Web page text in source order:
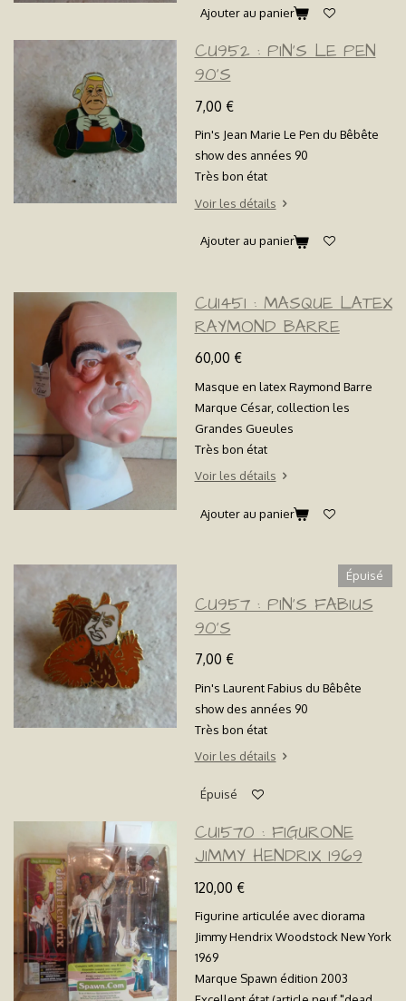
Ajouter au panier
CU952 : PIN'S LE PEN
90'S
7,00 €
Pin's Jean Marie Le Pen du Bêbête
show des années 90
Très bon état
Voir les détails
Ajouter au panier
CU1451 : MASQUE LATEX
RAYMOND BARRE
60,00 €
Masque en latex Raymond Barre
Marque César, collection les
Grandes Gueules
Très bon état
Voir les détails
Ajouter au panier
Épuisé
CU957 : PIN'S FABIUS
90'S
7,00 €
Pin's Laurent Fabius du Bêbête
show des années 90
Très bon état
Voir les détails
Épuisé
CU1570 : FIGURONE
JIMMY HENDRIX 1969
120,00 €
Figurine articulée avec diorama
Jimmy Hendrix Woodstock New York
1969
Marque Spawn édition 2003